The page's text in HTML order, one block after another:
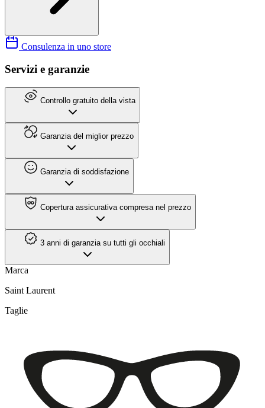
Consulenza in uno store
Servizi e garanzie
Controllo gratuito della vista
Garanzia del miglior prezzo
Garanzia di soddisfazione
Copertura assicurativa compresa nel prezzo
3 anni di garanzia su tutti gli occhiali
Marca
Saint Laurent
Taglie